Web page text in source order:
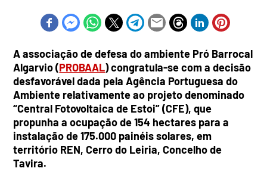
A associação de defesa do ambiente Pró Barrocal
Algarvio (PROBAAL) congratula-se com a decisão
desfavorável dada pela Agência Portuguesa do
Ambiente relativamente ao projeto denominado
“Central Fotovoltaica de Estoi” (CFE), que
propunha a ocupação de 154 hectares para a
instalação de 175.000 painéis solares, em
território REN, Cerro do Leiria, Concelho de
Tavira.